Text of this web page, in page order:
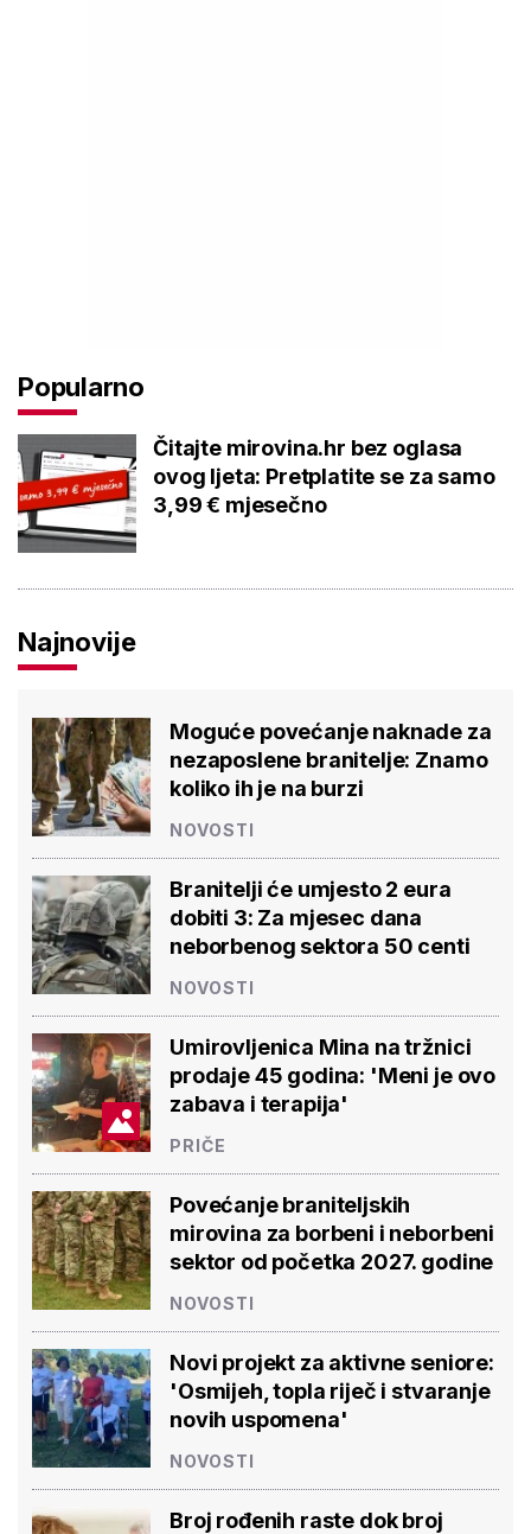
Popularno
Čitajte mirovina.hr bez oglasa
ovog ljeta: Pretplatite se za samo
3,99 € mjesečno
Najnovije
Moguće povećanje naknade za
nezaposlene branitelje: Znamo
koliko ih je na burzi
NOVOSTI
Branitelji će umjesto 2 eura
dobiti 3: Za mjesec dana
neborbenog sektora 50 centi
NOVOSTI
Umirovljenica Mina na tržnici
prodaje 45 godina: 'Meni je ovo
zabava i terapija'
PRIČE
Povećanje braniteljskih
mirovina za borbeni i neborbeni
sektor od početka 2027. godine
NOVOSTI
Novi projekt za aktivne seniore:
'Osmijeh, topla riječ i stvaranje
novih uspomena'
NOVOSTI
Broj rođenih raste dok broj